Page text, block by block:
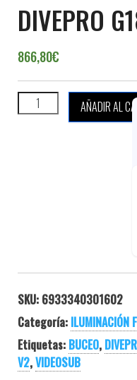
DIVEPRO
866,80€
DIVEPRO G18 PRO
AÑADIR AL
SKU: 6933340301602
Categoría: ILUMINACIÓN
Etiquetas: BUCEO,
V2,VIDEOSUB